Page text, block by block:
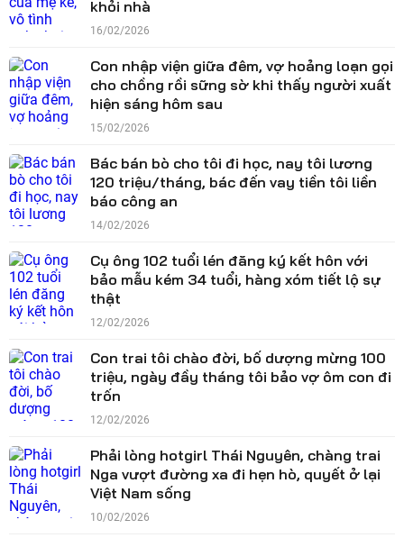
khỏi nhà
16/02/2026
Con nhập viện giữa đêm, vợ hoảng loạn gọi
cho chồng rồi sững sờ khi thấy người xuất
hiện sáng hôm sau
15/02/2026
Bác bán bò cho tôi đi học, nay tôi lương
120 triệu/tháng, bác đến vay tiền tôi liền
báo công an
14/02/2026
Cụ ông 102 tuổi lén đăng ký kết hôn với
bảo mẫu kém 34 tuổi, hàng xóm tiết lộ sự
thật
12/02/2026
Con trai tôi chào đời, bố dượng mừng 100
triệu, ngày đầy tháng tôi bảo vợ ôm con đi
trốn
12/02/2026
Phải lòng hotgirl Thái Nguyên, chàng trai
Nga vượt đường xa đi hẹn hò, quyết ở lại
Việt Nam sống
10/02/2026